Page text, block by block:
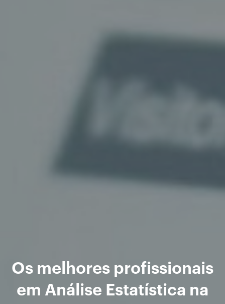
Os melhores profissionais
em Análise Estatística na